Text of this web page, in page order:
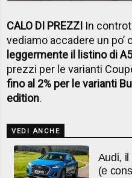
CALO DI PREZZI In
vediamo accadere un po’
leggermente il listino di
prezzi per le varianti
fino al 2% per le varianti
edition.
VEDI ANCHE
Audi,
(e